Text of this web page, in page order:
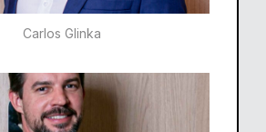
Carlos Glinka